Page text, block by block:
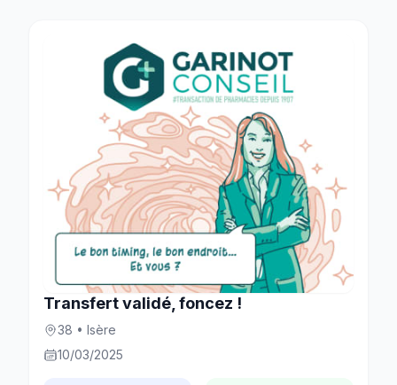
Transfert validé, foncez !
38 • Isère
10/03/2025